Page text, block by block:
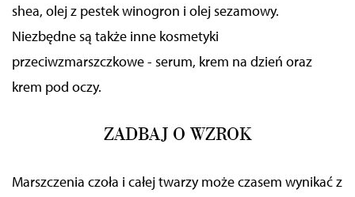
shea, olej z pestek winogron i olej sezamowy.
Niezbędne są także inne kosmetyki
przeciwzmarszczkowe - serum, krem na dzień oraz
krem pod oczy.
ZADBAJ O WZROK
Marszczenia czoła i całej twarzy może czasem wynikać z